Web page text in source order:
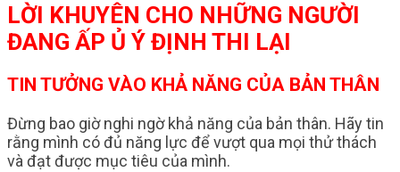
LỜI KHUYÊN CHO NHỮNG NGƯỜI
ĐANG ẤP Ủ Ý ĐỊNH THI LẠI
TIN TƯỞNG VÀO KHẢ NĂNG CỦA BẢN THÂN
Đừng bao giờ nghi ngờ khả năng của bản thân. Hãy tin
rằng mình có đủ năng lực để vượt qua mọi thử thách
và đạt được mục tiêu của mình.